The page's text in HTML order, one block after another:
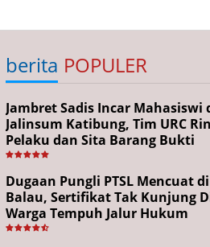
berita POPULER
Jambret Sadis Incar Mahasiswi
Jalinsum Katibung, Tim URC
Pelaku dan Sita Barang Bukti
Dugaan Pungli PTSL Mencuat
Balau, Sertifikat Tak Kunjung
Warga Tempuh Jalur Hukum